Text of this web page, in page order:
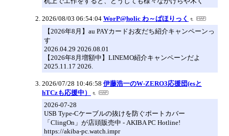
2026/08/03 06:54:04 WorP@holic わ～ぱほりっく
【2026年8月】au PAYカードお友だち紹介キャンペーンっ
す
2026.04.29 2026.08.01
【2026年8月増額中】LINEMO紹介キャンペーンだよ
2025.11.17 2026.
2026/07/28 10:46:58 伊藤浩一のW-ZERO3応援団(esと
hTCzも応援中）
2026-07-28
USB Type-Cケーブルの抜けを防ぐポートカバー
「ClingOn」が店頭販売中 - AKIBA PC Hotline!
https://akiba-pc.watch.impr